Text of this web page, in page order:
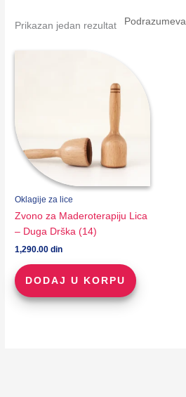
Prikazan jedan rezultat
Oklagije za lice
Zvono za Maderoterapiju Lica
– Duga Drška (14)
1,290.00din
DODAJ U KORPU